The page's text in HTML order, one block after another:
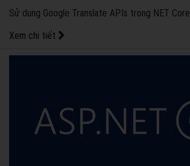
Sử dung Google Translate APIs trong NET Core
Xem chi tiết